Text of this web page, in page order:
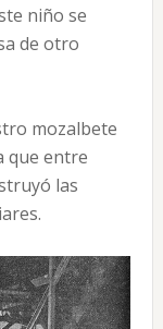
niño se
de otro
mozalbete
que entre
las